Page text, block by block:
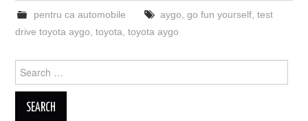
pentru ca automobile aygo go fun yourself, test
drive toyota aygo ,toyota ,toyota aygo
for: